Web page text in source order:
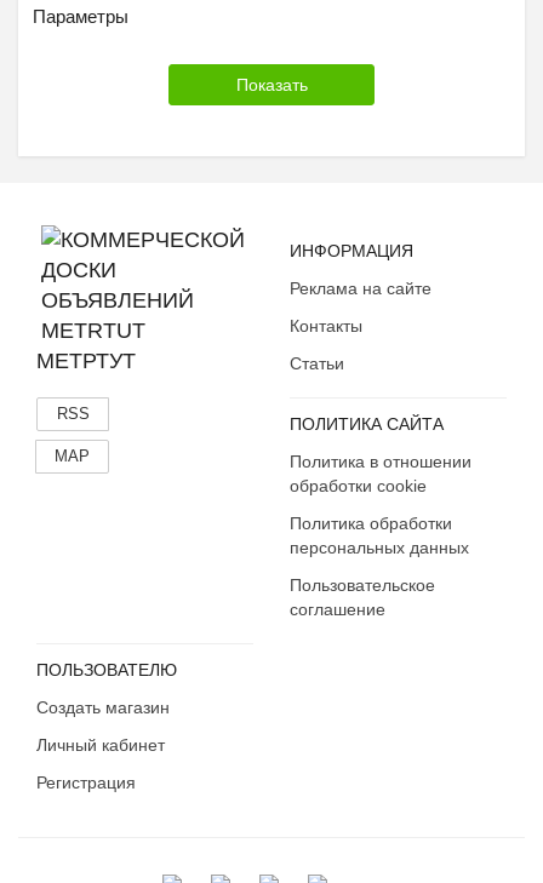
Параметры
МЕТРТУТ
RSS
MAP
ИНФОРМАЦИЯ
Реклама на сайте
Контакты
Статьи
ПОЛИТИКА САЙТА
Политика в отношении
обработки cookie
Политика обработки
персональных данных
Пользовательское
соглашение
ПОЛЬЗОВАТЕЛЮ
Создать магазин
Личный кабинет
Регистрация